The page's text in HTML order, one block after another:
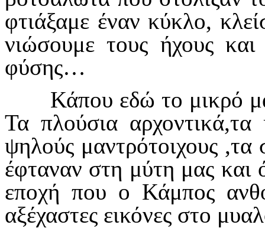
φτιάξαμε έναν κύκλο,
νιώσουμε τους ήχους και
φύσης…
Κάπου εδώ το μικρό
Τα πλούσια αρχοντικά,τα
ψηλούς μαντρότοιχους
έφταναν στη μύτη μας και
εποχή που ο Κάμπος
αξέχαστες εικόνες στο